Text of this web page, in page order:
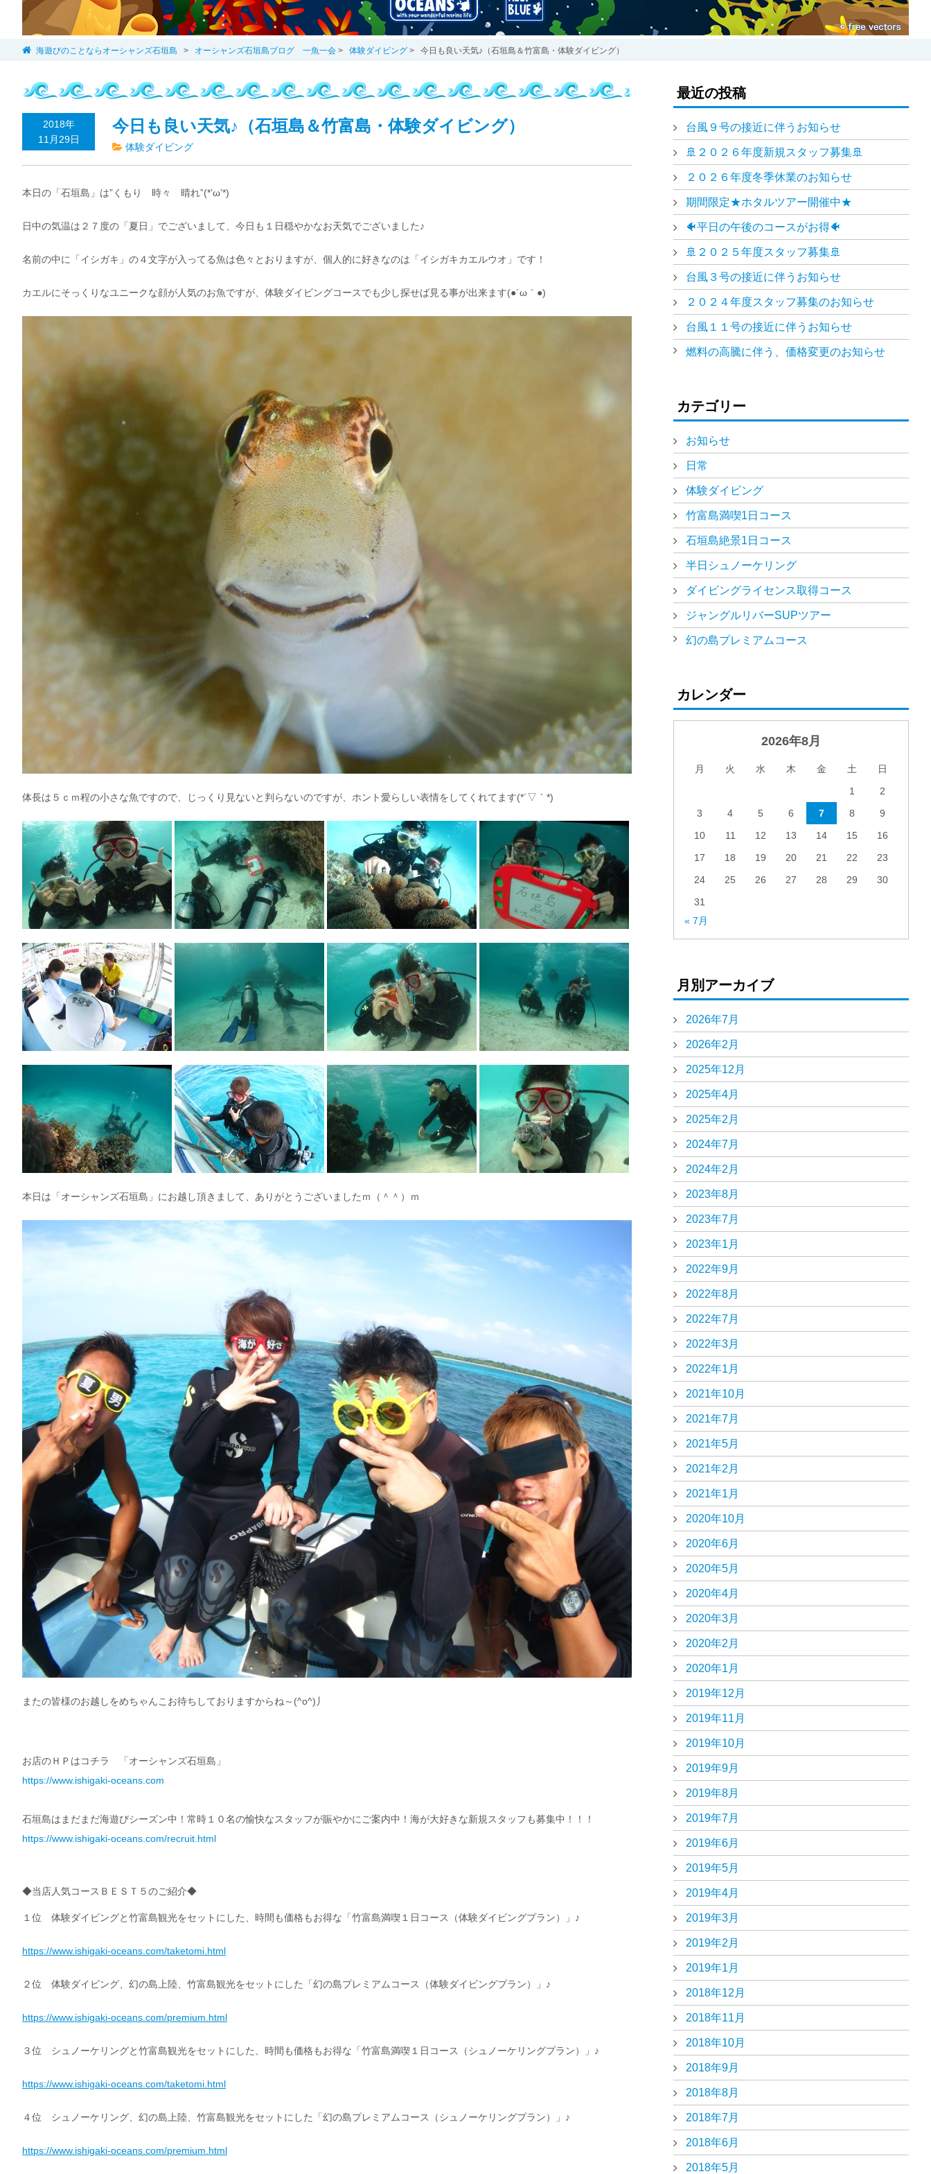
海遊びのことならオーシャンズ石垣島 > オーシャンズ石垣島ブログ 一魚一会 > 体験ダイビング > 今日も良い天気♪（石垣島＆竹富島・体験ダイビング）
2018年
11月29日
今日も良い天気♪（石垣島＆竹富島・体験ダイビング）
体験ダイビング
本日の「石垣島」は”くもり 時々 晴れ”(*’ω’*)
日中の気温は２７度の「夏日」でございまして、今日も１日穏やかなお天気でございました♪
名前の中に「イシガキ」の４文字が入ってる魚は色々とおりますが、個人的に好きなのは「イシガキカエルウオ」です！
カエルにそっくりなユニークな顔が人気のお魚ですが、体験ダイビングコースでも少し探せば見る事が出来ます(●´ω｀●)
体長は５ｃｍ程の小さな魚ですので、じっくり見ないと判らないのですが、ホント愛らしい表情をしてくれてます(*´▽｀*)
本日は「オーシャンズ石垣島」にお越し頂きまして、ありがとうございましたｍ（＾＾）ｍ
またの皆様のお越しをめちゃんこお待ちしておりますからね～(^o^)丿
お店のＨＰはコチラ 「オーシャンズ石垣島」
https://www.ishigaki-oceans.com
石垣島はまだまだ海遊びシーズン中！常時１０名の愉快なスタッフが賑やかにご案内中！海が大好きな新規スタッフも募集中！！！
https://www.ishigaki-oceans.com/recruit.html
◆当店人気コースＢＥＳＴ５のご紹介◆
１位 体験ダイビングと竹富島観光をセットにした、時間も価格もお得な「竹富島満喫１日コース（体験ダイビングプラン）」♪
https://www.ishigaki-oceans.com/taketomi.html
２位 体験ダイビング、幻の島上陸、竹富島観光をセットにした「幻の島プレミアムコース（体験ダイビングプラン）」♪
https://www.ishigaki-oceans.com/premium.html
３位 シュノーケリングと竹富島観光をセットにした、時間も価格もお得な「竹富島満喫１日コース（シュノーケリングプラン）」♪
https://www.ishigaki-oceans.com/taketomi.html
４位 シュノーケリング、幻の島上陸、竹富島観光をセットにした「幻の島プレミアムコース（シュノーケリングプラン）」♪
https://www.ishigaki-oceans.com/premium.html
最近の投稿
台風９号の接近に伴うお知らせ
🚢２０２６年度新規スタッフ募集🚢
２０２６年度冬季休業のお知らせ
期間限定★ホタルツアー開催中★
🐠平日の午後のコースがお得🐠
🚢２０２５年度スタッフ募集🚢
台風３号の接近に伴うお知らせ
２０２４年度スタッフ募集のお知らせ
台風１１号の接近に伴うお知らせ
燃料の高騰に伴う、価格変更のお知らせ
カテゴリー
お知らせ
日常
体験ダイビング
竹富島満喫1日コース
石垣島絶景1日コース
半日シュノーケリング
ダイビングライセンス取得コース
ジャングルリバーSUPツアー
幻の島プレミアムコース
カレンダー
2026年8月
月 火 水 木 金 土
日
1
2
3
4 5 6 7 8
9
10
11 12 13 14 15
16
17
18 19 20 21 22
23
24
25 26 27 28 29
30
31
« 7月
月別アーカイブ
2026年7月
2026年2月
2025年12月
2025年4月
2025年2月
2024年7月
2024年2月
2023年8月
2023年7月
2023年1月
2022年9月
2022年8月
2022年7月
2022年3月
2022年1月
2021年10月
2021年7月
2021年5月
2021年2月
2021年1月
2020年10月
2020年6月
2020年5月
2020年4月
2020年3月
2020年2月
2020年1月
2019年12月
2019年11月
2019年10月
2019年9月
2019年8月
2019年7月
2019年6月
2019年5月
2019年4月
2019年3月
2019年2月
2019年1月
2018年12月
2018年11月
2018年10月
2018年9月
2018年8月
2018年7月
2018年6月
2018年5月